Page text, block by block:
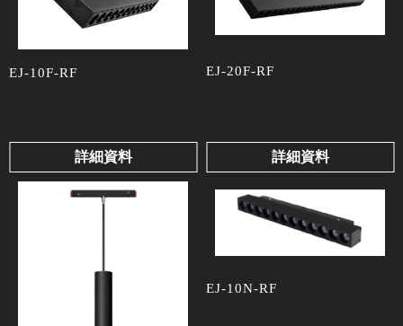
EJ-10F-RF
詳細資料
EJ-20F-RF
詳細資料
EJ-10N-RF